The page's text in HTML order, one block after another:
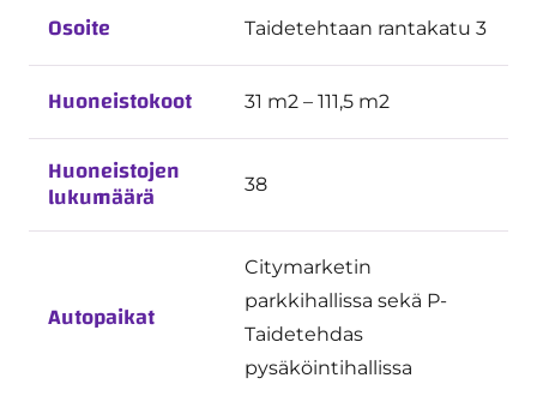
Osoite Taidetehtaan rantakatu 3
Huoneistokoot 31 m2 – 111,5 m2
Huoneistojen
lukumäärä 38
Autopaikat
Citymarketin
parkkihallissa sekä P-
Taidetehdas
pysäköintihallissa